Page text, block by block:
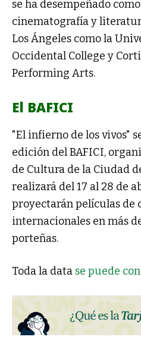
se ha desempeñado
cinematografía y
Los Ángeles como la
Occidental College y
Performing Arts.
El BAFICI
"El infierno de los vivos"
edición del BAFICI,
de Cultura de la Ciudad
realizará del 17 al 28 de
proyectarán películas de
internacionales en más
porteñas.
Toda la data se puede